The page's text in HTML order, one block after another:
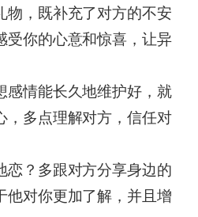
物，既补充了对方的不安
受你的心意和惊喜，让异
感情能长久地维护好，就
，多点理解对方，信任对
恋？多跟对方分享身边的
他对你更加了解，并且增